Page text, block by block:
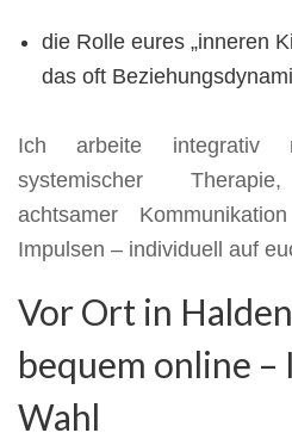
die Rolle eures „inneren
das oft
Ich arbeite integrativ
systemischer
achtsamer
Impulsen – individuell auf
Vor Ort in
bequem online –
Wahl